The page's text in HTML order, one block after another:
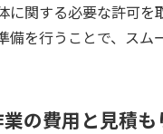
に関する必要な許可
備を行うことで、スム
の費用と見積も